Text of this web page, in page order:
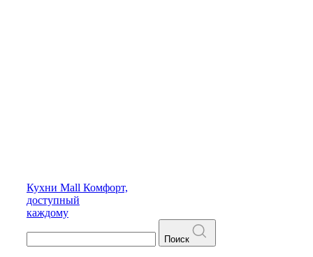
Кухни Mall Комфорт,
доступный
каждому
Поиск